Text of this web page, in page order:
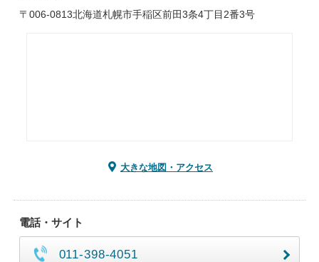
〒006-0813北海道札幌市手稲区前田3条4丁目2番3号
大きな地図・アクセス
電話・サイト
011-398-4051